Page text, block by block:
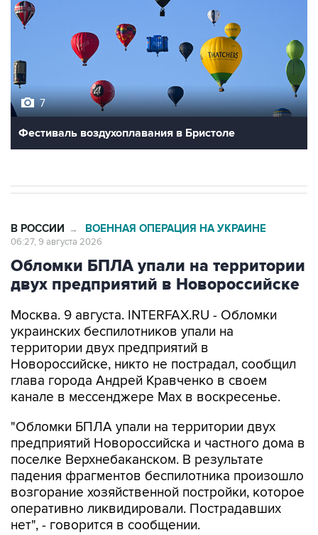
7
Фестиваль воздухоплавания в Бристоле
В РОССИИ → ВОЕННАЯ ОПЕРАЦИЯ НА УКРАИНЕ
06:27, 9 августа 2026
Обломки БПЛА упали на территории
двух предприятий в Новороссийске
Москва. 9 августа. INTERFAX.RU - Обломки
украинских беспилотников упали на
территории двух предприятий в
Новороссийске, никто не пострадал, сообщил
глава города Андрей Кравченко в своем
канале в мессенджере Max в воскресенье.
"Обломки БПЛА упали на территории двух
предприятий Новороссийска и частного дома в
поселке Верхнебаканском. В результате
падения фрагментов беспилотника произошло
возгорание хозяйственной постройки, которое
оперативно ликвидировали. Пострадавших
нет", - говорится в сообщении.